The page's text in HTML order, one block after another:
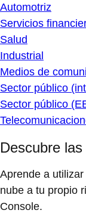
Automotriz
Servicios
Salud
Industrial
Medios de
Sector público
Sector público
Descubre
Aprende a
nube a tu propio
Console.